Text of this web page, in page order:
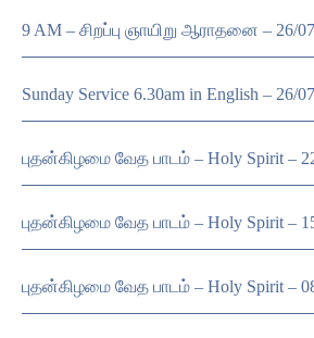
9 AM – சிறப்பு ஞாயிறு ஆராதனை – 26/
Sunday Service 6.30am in English – 26/
புதன்கிழமை வேத பாடம் – Holy Spirit –
புதன்கிழமை வேத பாடம் – Holy Spirit –
புதன்கிழமை வேத பாடம் – Holy Spirit –